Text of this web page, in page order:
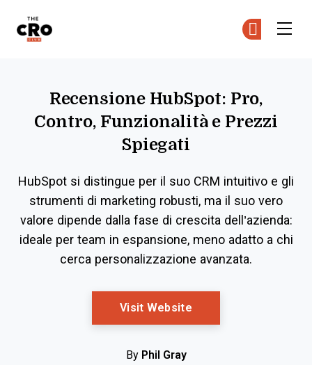
Recensione HubSpot: Pro,
Contro, Funzionalità e Prezzi
Spiegati
HubSpot si distingue per il suo CRM intuitivo e gli
strumenti di marketing robusti, ma il suo vero
valore dipende dalla fase di crescita dell’azienda:
ideale per team in espansione, meno adatto a chi
cerca personalizzazione avanzata.
Visit Website
By Phil Gray